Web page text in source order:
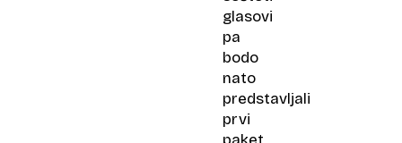
glasovi
pa
bodo
nato
predstavljali
prvi